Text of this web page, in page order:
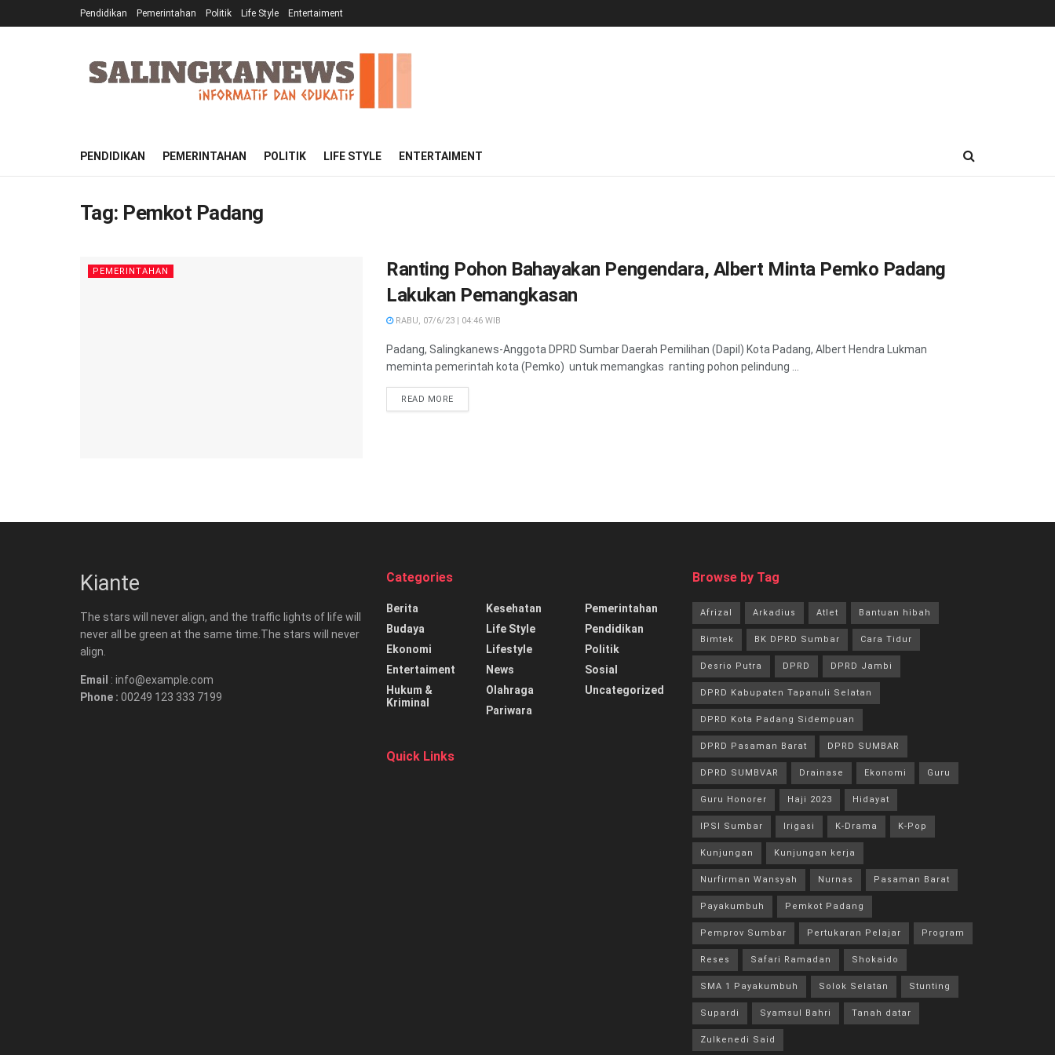
Pendidikan Pemerintahan Politik Life Style Entertaiment
PENDIDIKAN PEMERINTAHAN POLITIK LIFE STYLE ENTERTAIMENT
Tag: Pemkot Padang
PEMERINTAHAN
Ranting Pohon Bahayakan Pengendara, Albert Minta Pemko Padang
Lakukan Pemangkasan
RABU, 07/6/23 | 04:46 WIB
Padang, Salingkanews-Anggota DPRD Sumbar Daerah Pemilihan (Dapil) Kota Padang, Albert Hendra Lukman
meminta pemerintah kota (Pemko) untuk memangkas ranting pohon pelindung ...
READ MORE
Kiante
The stars will never align, and the traffic lights of life will
never all be green at the same time.The stars will never
align.
Email : info@example.com
Phone : 00249 123 333 7199
Categories
Berita
Budaya
Ekonomi
Entertaiment
Hukum &
Kriminal
Kesehatan
Life Style
Lifestyle
News
Olahraga
Pariwara
Pemerintahan
Pendidikan
Politik
Sosial
Uncategorized
Quick Links
Browse by Tag
Afrizal Arkadius Atlet Bantuan hibah
Bimtek BK DPRD Sumbar Cara Tidur
Desrio Putra DPRD DPRD Jambi
DPRD Kabupaten Tapanuli Selatan
DPRD Kota Padang Sidempuan
DPRD Pasaman Barat DPRD SUMBAR
DPRD SUMBVAR Drainase Ekonomi Guru
Guru Honorer Haji 2023 Hidayat
IPSI Sumbar Irigasi K-Drama K-Pop
Kunjungan Kunjungan kerja
Nurfirman Wansyah Nurnas Pasaman Barat
Payakumbuh Pemkot Padang
Pemprov Sumbar Pertukaran Pelajar Program
Reses Safari Ramadan Shokaido
SMA 1 Payakumbuh Solok Selatan Stunting
Supardi Syamsul Bahri Tanah datar
Zulkenedi Said